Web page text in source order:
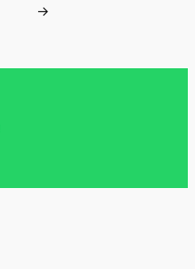
→